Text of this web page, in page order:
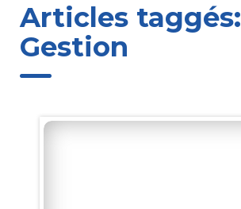
Articles taggés:
Gestion